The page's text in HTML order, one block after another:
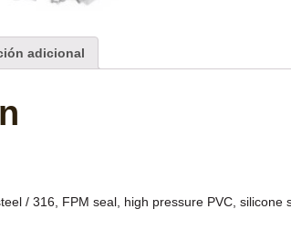
adicional
/ 316, FPM seal, high pressure PVC, silicone